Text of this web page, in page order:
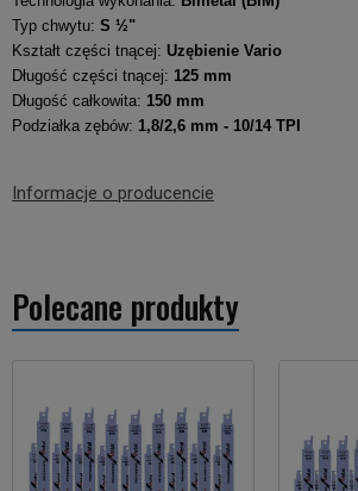
Typ chwytu: S ½"
Kształt części tnącej: Uzębienie Vario
Długość części tnącej: 125 mm
Długość całkowita: 150 mm
Podziałka zębów: 1,8/2,6 mm - 10/14 TPI
Informacje o producencie
Polecane produkty